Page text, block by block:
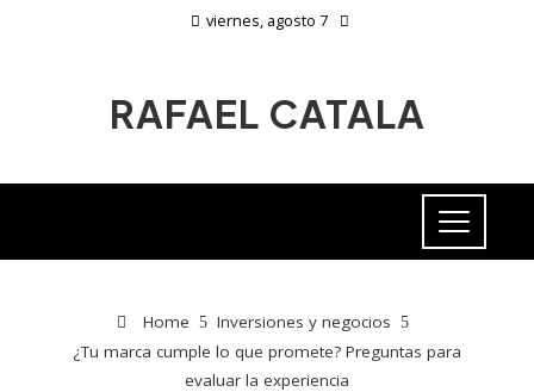
viernes, agosto 7
RAFAEL CATALA
Home
Inversiones y negocios
¿Tu marca cumple lo que promete? Preguntas para
evaluar la experiencia